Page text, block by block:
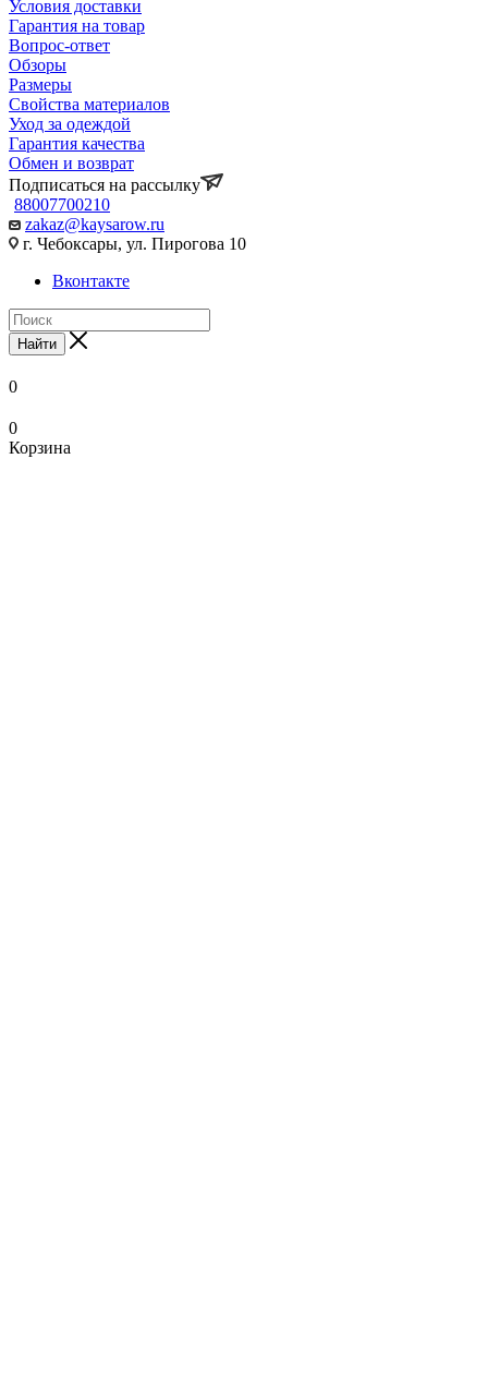
Условия доставки
Гарантия на товар
Вопрос-ответ
Обзоры
Размеры
Свойства материалов
Уход за одеждой
Гарантия качества
Обмен и возврат
Подписаться на рассылку
88007700210
zakaz@kaysarow.ru
г. Чебоксары, ул. Пирогова 10
Вконтакте
Найти
0
0
Корзина